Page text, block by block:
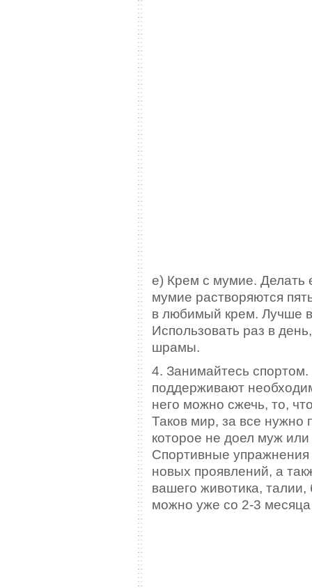
е) Крем с мумие. Делать
мумие растворяются
в любимый крем. Лучше
Использовать раз в
шрамы.
4. Занимайтесь спортом.
поддерживают
него можно сжечь, то,
Таков мир, за все нужно
которое не доел муж
Спортивные упражнения
новых проявлений, а
вашего животика,
можно уже со 2-3